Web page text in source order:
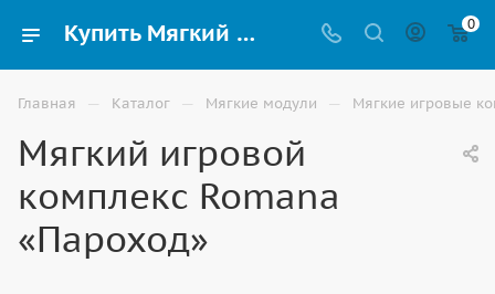
Купить Мягкий игровой комплекс Romana «Пароход» для детей в Элисте 0
Главная — Каталог — Мягкие модули — Мягкие игровые
Мягкий игровой
комплекс Romana
«Пароход»